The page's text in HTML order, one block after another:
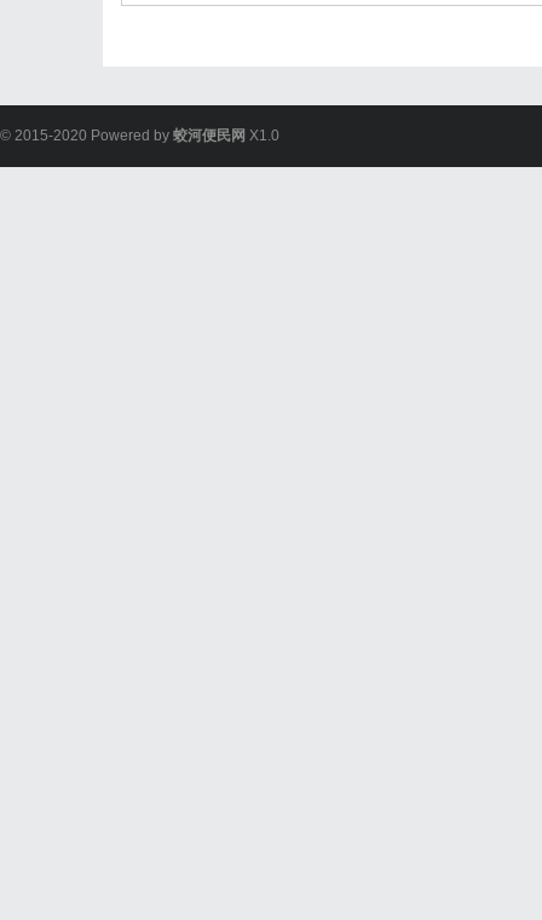
© 2015-2020 Powered by 蛟河便民网 X1.0